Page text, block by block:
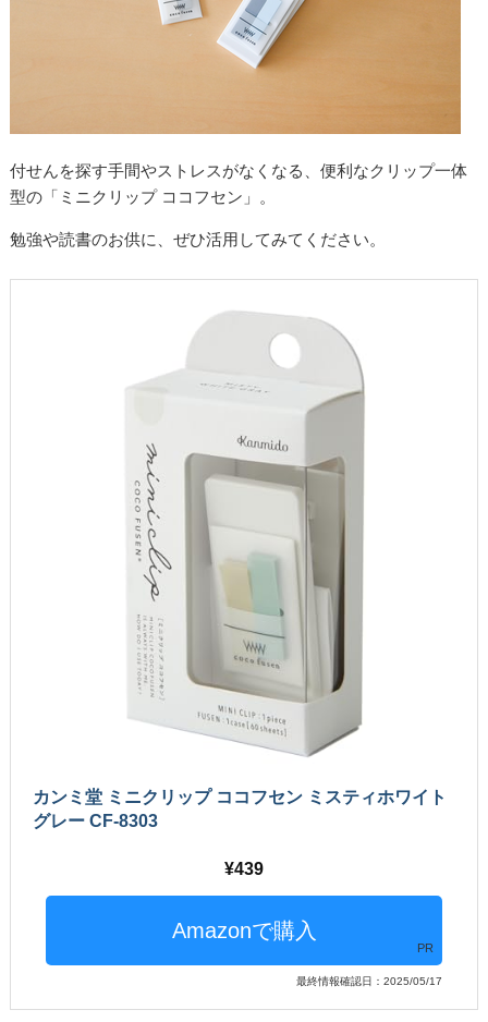
付せんを探す手間やストレスがなくなる、便利なクリップ一体
型の「ミニクリップ ココフセン」。
勉強や読書のお供に、ぜひ活用してみてください。
カンミ堂 ミニクリップ ココフセン ミスティホワイト
グレー CF-8303
439
PR
最終情報確認日：2025/05/17